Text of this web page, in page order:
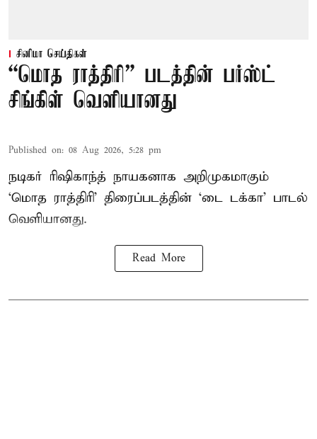
சினிமா செய்திகள்
“மொத ராத்திரி” படத்தின் பர்ஸ்ட்
சிங்கிள் வெளியானது
Published on: 08 Aug 2026, 5:28 pm
நடிகர் ரிஷிகாந்த் நாயகனாக அறிமுகமாகும்
‘மொத ராத்திரி’ திரைப்படத்தின் ‘டை டக்கா’ பாடல்
வெளியானது.
Read More